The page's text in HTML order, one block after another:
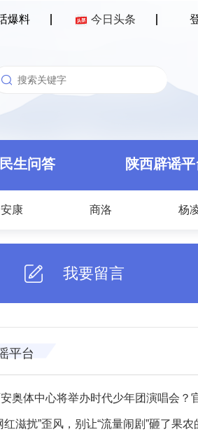
爆料 今日头条
民生问答 陕西辟谣
安康 商洛 杨
我要留言
平台
体中心将举办时代少年团演唱会？官方回应：纯
红滋扰”歪风，别让“流量闹剧”砸了果农